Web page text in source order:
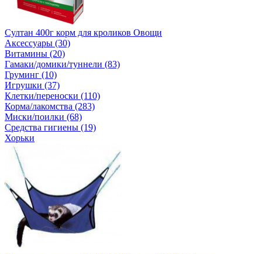
Султан 400г корм для кроликов Овощи
Аксессуары (30)
Витамины (20)
Гамаки/домики/туннели (83)
Груминг (10)
Игрушки (37)
Клетки/переноски (110)
Корма/лакомства (283)
Миски/поилки (68)
Средства гигиены (19)
Хорьки